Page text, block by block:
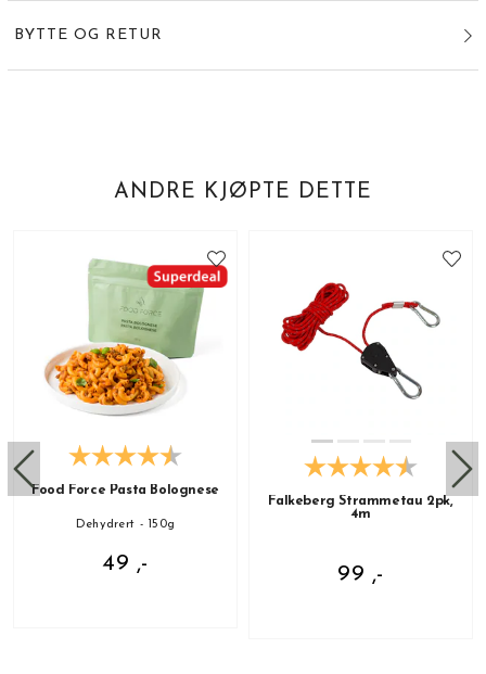
BYTTE OG RETUR
ANDRE KJØPTE DETTE
Food Force Pasta Bolognese
Dehydrert - 150g
49 ,-
Falkeberg Strammetau 2pk,
4m
99 ,-